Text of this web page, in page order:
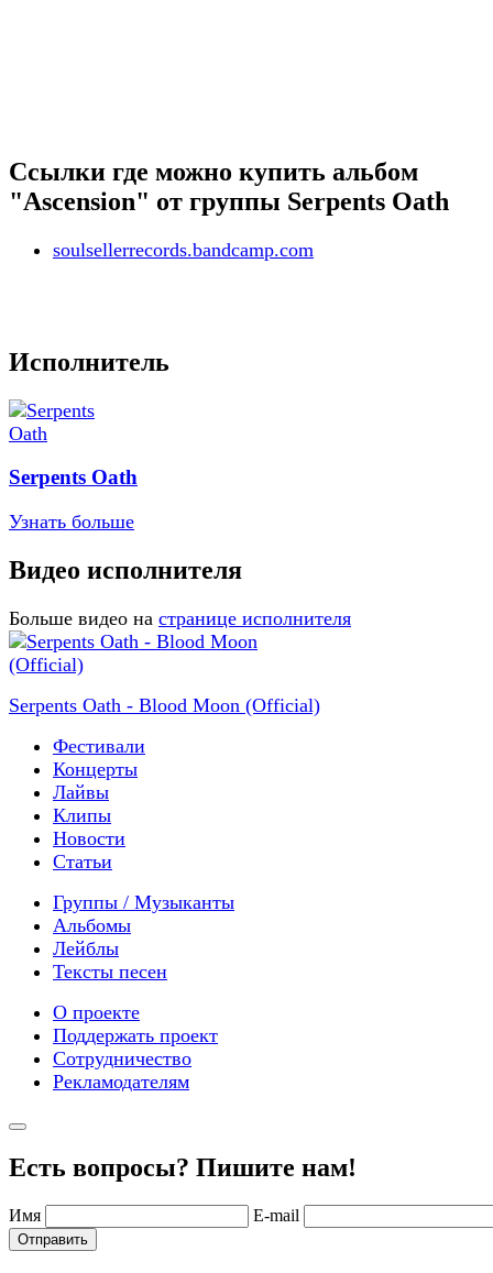
Ссылки где можно купить альбом
"Ascension" от группы Serpents Oath
soulsellerrecords.bandcamp.com
Исполнитель
Serpents Oath
Узнать больше
Видео исполнителя
Больше видео на странице исполнителя
Serpents Oath - Blood Moon (Official)
Фестивали
Концерты
Лайвы
Клипы
Новости
Статьи
Группы / Музыканты
Альбомы
Лейблы
Тексты песен
О проекте
Поддержать проект
Сотрудничество
Рекламодателям
Есть вопросы? Пишите нам!
Имя E-mail